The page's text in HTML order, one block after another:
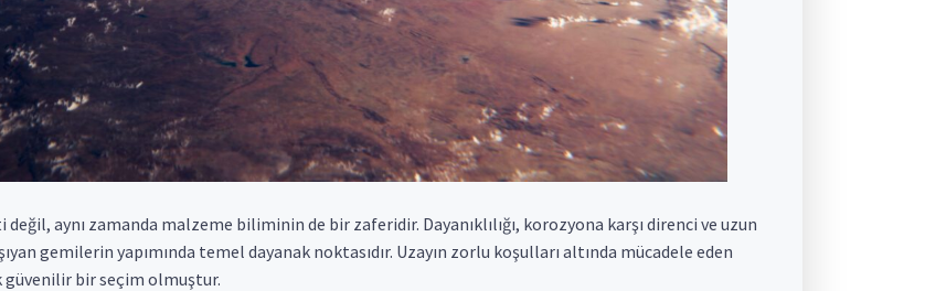
değil, aynı zamanda malzeme biliminin de bir zaferidir. Dayanıklılığı, korozyona karşı direnci ve uzun
gemilerin yapımında temel dayanak noktasıdır. Uzayın zorlu koşulları altında mücadele eden
bir seçim olmuştur.